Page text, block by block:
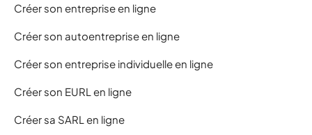
Créer son entreprise en ligne
Créer son autoentreprise en ligne
Créer son entreprise individuelle en ligne
Créer son EURL en ligne
Créer sa SARL en ligne